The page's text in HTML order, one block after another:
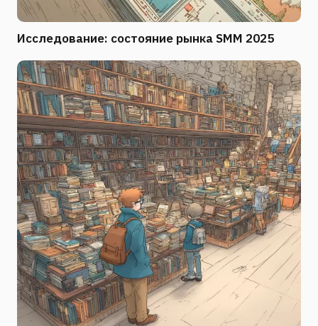
Исследование: состояние рынка SMM 2025